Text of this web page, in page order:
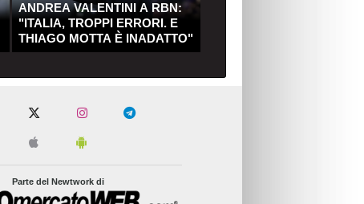
ANDREA VALENTINI A RBN:
"ITALIA, TROPPI ERRORI. E
THIAGO MOTTA È INADATTO"
Parte del Newtwork di